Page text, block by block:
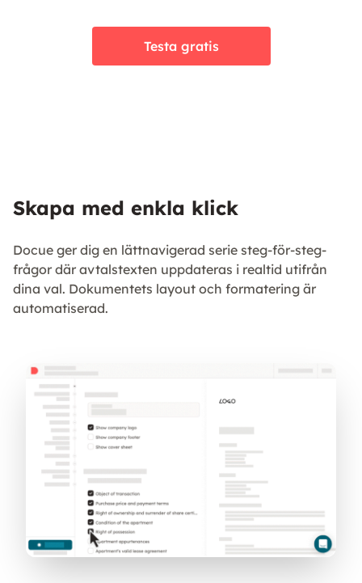
Testa gratis
Skapa med enkla klick
Docue ger dig en lättnavigerad serie steg-för-steg-
frågor där avtalstexten uppdateras i realtid utifrån
dina val. Dokumentets layout och formatering är
automatiserad.